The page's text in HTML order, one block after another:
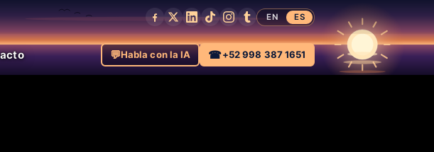
EN ES
💬Habla con la IA ☎+52 998 387 1651